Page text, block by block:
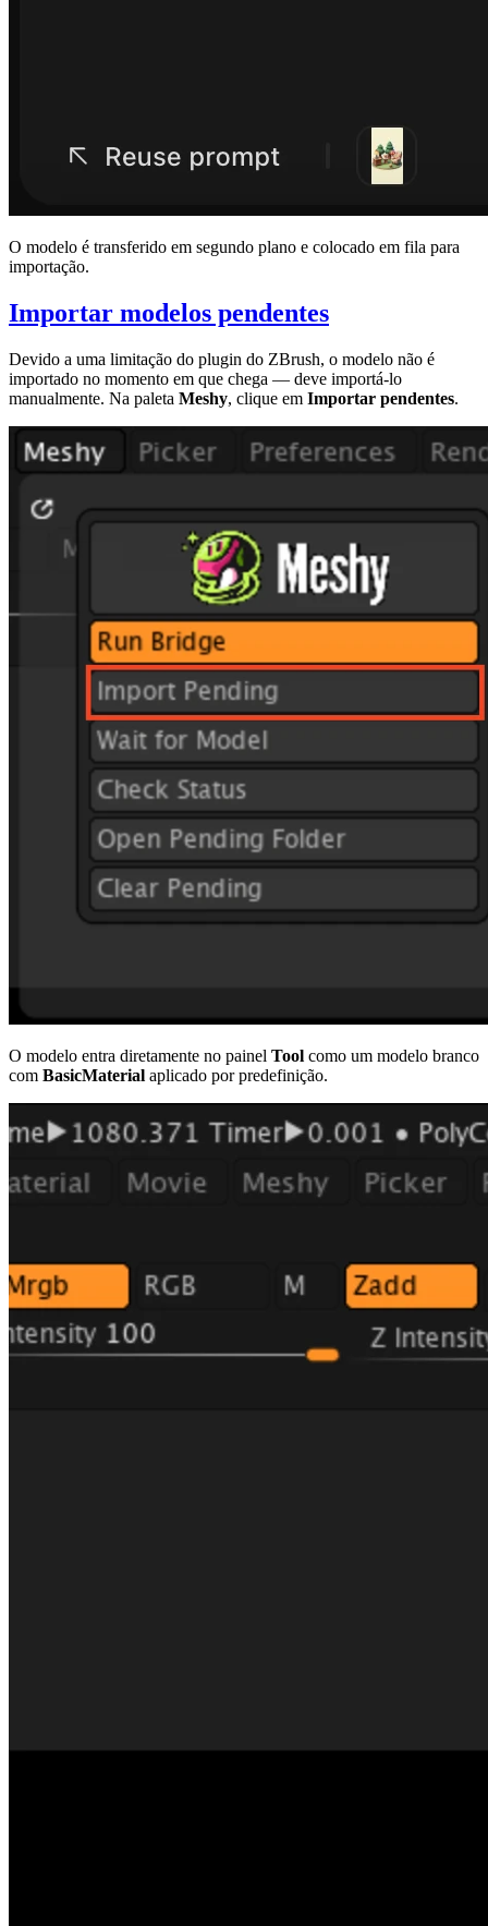
O modelo é transferido em segundo plano e colocado em fila para
importação.
Importar modelos pendentes
Devido a uma limitação do plugin do ZBrush, o modelo não é
importado no momento em que chega — deve importá-lo
manualmente. Na paleta Meshy, clique em Importar pendentes.
O modelo entra diretamente no painel Tool como um modelo branco
com BasicMaterial aplicado por predefinição.